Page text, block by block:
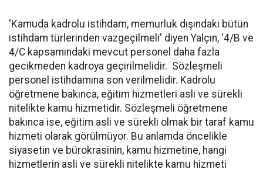
'Kamuda kadrolu istihdam, memurluk dışındaki bütün
istihdam türlerinden vazgeçilmeli' diyen Yalçın, '4/B ve
4/C kapsamındaki mevcut personel daha fazla
gecikmeden kadroya geçirilmelidir. Sözleşmeli
personel istihdamına son verilmelidir. Kadrolu
öğretmene bakınca, eğitim hizmetleri asli ve sürekli
nitelikte kamu hizmetidir. Sözleşmeli öğretmene
bakınca ise, eğitim asli ve sürekli olmak bir taraf kamu
hizmeti olarak görülmüyor. Bu anlamda öncelikle
siyasetin ve bürokrasinin, kamu hizmetine, hangi
hizmetlerin asli ve sürekli nitelikte kamu hizmeti